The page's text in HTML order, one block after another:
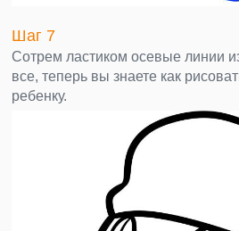
Шаг 7
Сотрем ластиком осевые линии
все, теперь вы знаете как
ребенку.